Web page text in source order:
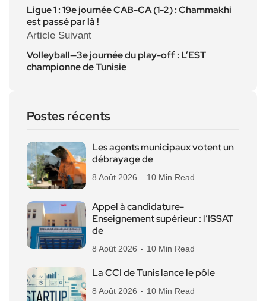
Ligue 1 : 19e journée CAB-CA (1-2) : Chammakhi
est passé par là !
Article Suivant
Volleyball—3e journée du play-off : L’EST
championne de Tunisie
Postes récents
Les agents municipaux votent un
débrayage de
8 Août 2026 10 Min Read
Appel à candidature-
Enseignement supérieur : l’ISSAT
de
8 Août 2026 10 Min Read
La CCI de Tunis lance le pôle
8 Août 2026 10 Min Read